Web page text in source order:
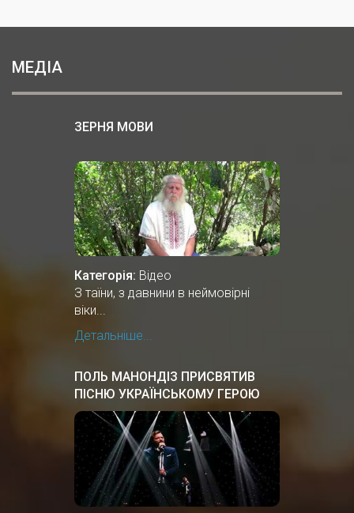
МЕДІА
ЗЕРНЯ МОВИ
Категорія: Відео
З таїни, з давнини в неймовірні
віки...
Детальніше...
ПОЛЬ МАНОНДІЗ ПРИСВЯТИВ
ПІСНЮ УКРАЇНСЬКОМУ ГЕРОЮ
ВАСИЛЮ СЛІПАКУ "ВИРУШАЛИ
ХЛОПЦІ"